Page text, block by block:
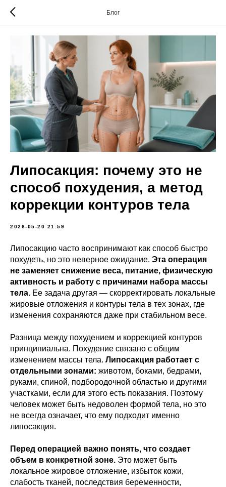
Блог
Липосакция: почему это не
способ похудения, а метод
коррекции контуров тела
2026-05-20 21:59
Липосакцию часто воспринимают как способ быстро
похудеть, но это неверное ожидание. Эта операция
не заменяет снижение веса, питание, физическую
активность и работу с причинами набора массы
тела. Ее задача другая — скорректировать локальные
жировые отложения и контуры тела в тех зонах, где
изменения сохраняются даже при стабильном весе.
Разница между похудением и коррекцией контуров
принципиальна. Похудение связано с общим
изменением массы тела. Липосакция работает с
отдельными зонами: животом, боками, бедрами,
руками, спиной, подбородочной областью и другими
участками, если для этого есть показания. Поэтому
человек может быть недоволен формой тела, но это
не всегда означает, что ему подходит именно
липосакция.
Перед операцией важно понять, что создает
объем в конкретной зоне. Это может быть
локальное жировое отложение, избыток кожи,
слабость тканей, последствия беременности,